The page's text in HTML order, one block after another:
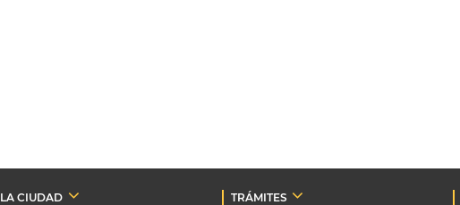
LA CIUDAD TRÁMITES